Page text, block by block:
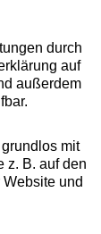
durch
auf
außerdem
mit
z. B. auf den
und